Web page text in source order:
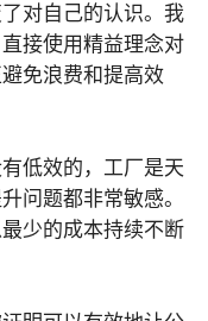
对自己的认识。我
接使用精益理念对
免浪费和提高效
低效的，工厂是天
问题都非常敏感。
少的成本持续不断